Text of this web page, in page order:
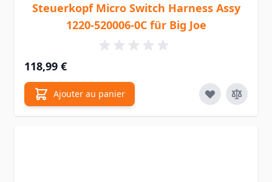
Steuerkopf Micro Switch Harness Assy
1220-520006-0C für Big Joe
118,99 €
Ajouter au panier